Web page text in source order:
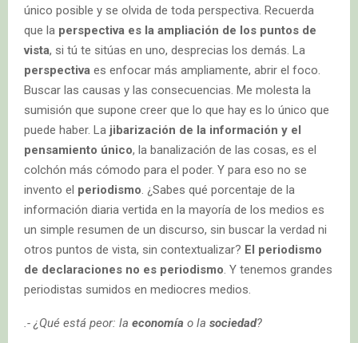
único posible y se olvida de toda perspectiva. Recuerda
que la perspectiva es la ampliación de los puntos de
vista, si tú te sitúas en uno, desprecias los demás. La
perspectiva es enfocar más ampliamente, abrir el foco.
Buscar las causas y las consecuencias. Me molesta la
sumisión que supone creer que lo que hay es lo único que
puede haber. La jibarización de la información y el
pensamiento único, la banalización de las cosas, es el
colchón más cómodo para el poder. Y para eso no se
invento el periodismo. ¿Sabes qué porcentaje de la
información diaria vertida en la mayoría de los medios es
un simple resumen de un discurso, sin buscar la verdad ni
otros puntos de vista, sin contextualizar? El periodismo
de declaraciones no es periodismo. Y tenemos grandes
periodistas sumidos en mediocres medios.
.- ¿Qué está peor: la economía o la sociedad?